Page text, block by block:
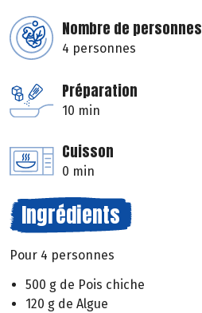
Nombre de personnes
4 personnes
Préparation
10 min
Cuisson
0 min
Ingrédients
Pour 4 personnes
500 g de Pois chiche
120 g de Algue